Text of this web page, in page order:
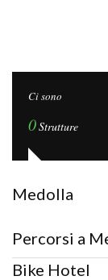
Ci sono
0Strutture
Medolla
Percorsi a
Bike Hotel